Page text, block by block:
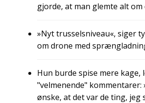
gjorde, at man glemte alt om
»Nyt trusselsniveau«, siger
om drone med
Hun burde spise mere kage,
"velmenende" kommentarer:
ønske, at det var de ting, jeg